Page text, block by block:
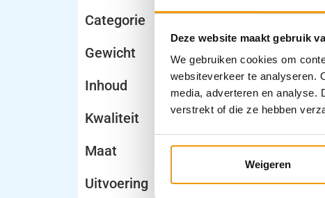
Deze website maakt gebruik
We gebruiken cookies om
websiteverkeer te analyseren.
media, adverteren en analyse.
verstrekt of die ze hebben
Weigeren
Categorie
Gewicht
Inhoud
Kwaliteit
Maat
Uitvoering